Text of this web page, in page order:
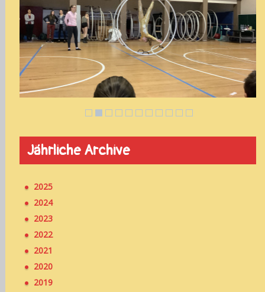
Jährliche Archive
2025
2024
2023
2022
2021
2020
2019